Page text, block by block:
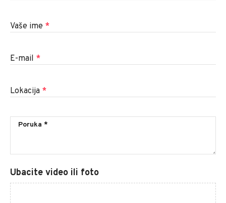
Vaše ime *
E-mail *
Lokacija *
Ubacite video ili foto